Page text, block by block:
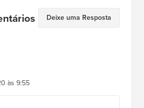
Deixe uma Resposta
às 9:55